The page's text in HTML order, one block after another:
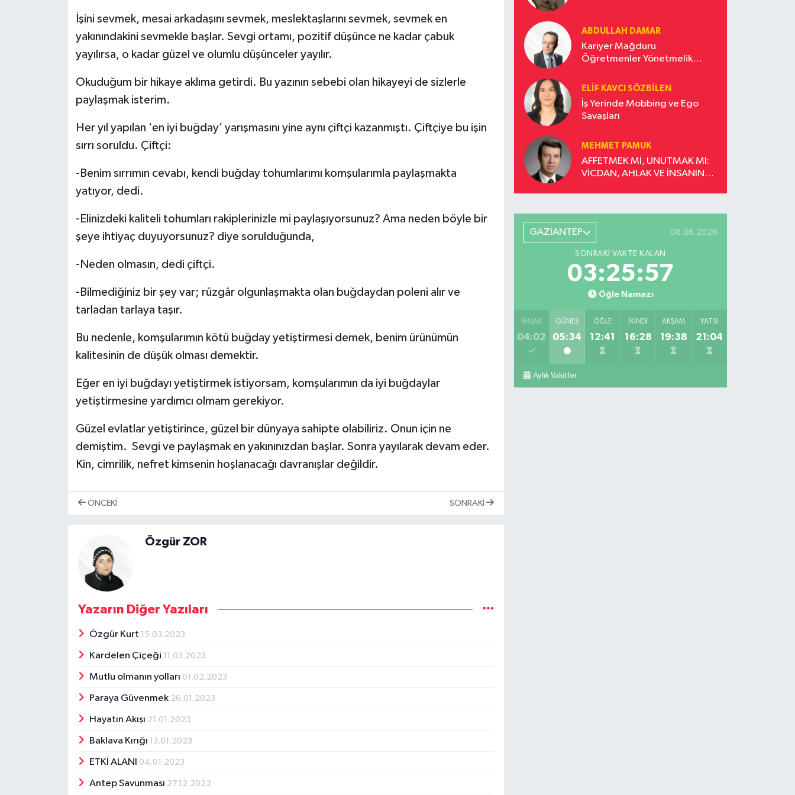
İşini sevmek, mesai arkadaşını sevmek, meslektaşlarını sevmek, sevmek en
yakınındakini sevmekle başlar. Sevgi ortamı, pozitif düşünce ne kadar çabuk
yayılırsa, o kadar güzel ve olumlu düşünceler yayılır.
Okuduğum bir hikaye aklıma getirdi. Bu yazının sebebi olan hikayeyi de sizlerle
paylaşmak isterim.
Her yıl yapılan ‘en iyi buğday’ yarışmasını yine aynı çiftçi kazanmıştı. Çiftçiye bu işin
sırrı soruldu. Çiftçi:
-Benim sırrımın cevabı, kendi buğday tohumlarımı komşularımla paylaşmakta
yatıyor, dedi.
-Elinizdeki kaliteli tohumları rakiplerinizle mi paylaşıyorsunuz? Ama neden böyle bir
şeye ihtiyaç duyuyorsunuz? diye sorulduğunda,
-Neden olmasın, dedi çiftçi.
-Bilmediğiniz bir şey var; rüzgâr olgunlaşmakta olan buğdaydan poleni alır ve
tarladan tarlaya taşır.
Bu nedenle, komşularımın kötü buğday yetiştirmesi demek, benim ürünümün
kalitesinin de düşük olması demektir.
Eğer en iyi buğdayı yetiştirmek istiyorsam, komşularımın da iyi buğdaylar
yetiştirmesine yardımcı olmam gerekiyor.
Güzel evlatlar yetiştirince, güzel bir dünyaya sahipte olabiliriz. Onun için ne
demiştim. Sevgi ve paylaşmak en yakınınızdan başlar. Sonra yayılarak devam eder.
Kin, cimrilik, nefret kimsenin hoşlanacağı davranışlar değildir.
ÖNCEKI SONRAKI
Özgür ZOR
Yazarın Diğer Yazıları
Özgür Kurt 15.03.2023
Kardelen Çiçeği 11.03.2023
Mutlu olmanın yolları 01.02.2023
Paraya Güvenmek 26.01.2023
Hayatın Akışı 21.01.2023
Baklava Kırığı 13.01.2023
ETKİ ALANI 04.01.2023
Antep Savunması 27.12.2022
ABDULLAH DAMAR
Kariyer Mağduru
Öğretmenler Yönetmelik
ELIF KAVCI SÖZBILEN
İş Yerinde Mobbing ve Ego
Savaşları
MEHMET PAMUK
AFFETMEK Mİ, UNUTMAK MI:
VİCDAN, AHLAK VE İNSANIN
GAZİANTEP 08.08.2026
SONRAKI VAKTE KALAN
03:25:57
Öğle Namazı
İMSAK
04:02
GÜNEŞ
05:34
ÖĞLE
12:41
İKINDI
16:28
AKŞAM
19:38
YATSI
21:04
Aylık Vakitler
Resmi İlanlar
Sinemalar
Video Haber
Yeme-İçme